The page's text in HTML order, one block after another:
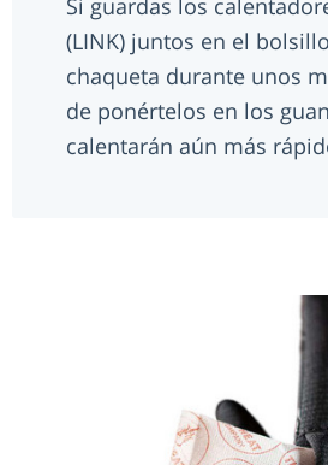
(LINK) juntos en el
chaqueta durante unos
de ponértelos en los
calentarán aún más